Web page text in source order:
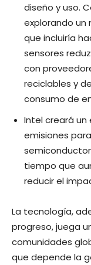
diseño y uso.
explorando
que incluiría
sensores
con
reciclables y
consumo de
Intel creará
emisiones
tiempo que
reducir el
La tecnología,
progreso, juega
comunidades
que depende la